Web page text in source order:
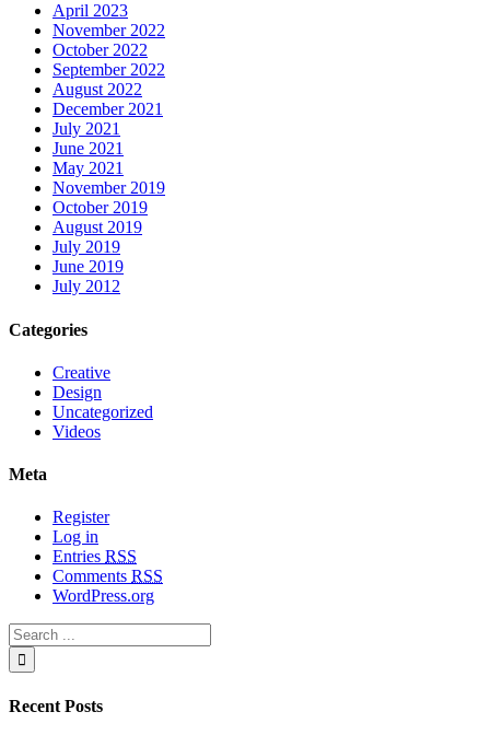
April 2023
November 2022
October 2022
September 2022
August 2022
December 2021
July 2021
June 2021
May 2021
November 2019
October 2019
August 2019
July 2019
June 2019
July 2012
Categories
Creative
Design
Uncategorized
Videos
Meta
Register
Log in
Entries RSS
Comments RSS
WordPress.org
Recent Posts